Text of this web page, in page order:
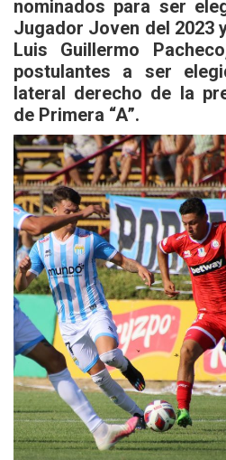
nominados para ser
Jugador Joven del 2023
Luis Guillermo
postulantes a ser
lateral derecho de la
de Primera “A”.